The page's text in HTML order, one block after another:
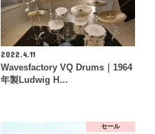
2022.4.11
Wavesfactory VQ Drums｜1964
年製Ludwig H…
セール